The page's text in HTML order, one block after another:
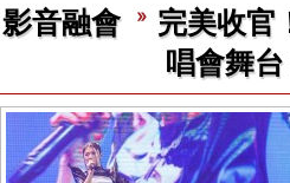
影音融會
完美收官
唱會舞